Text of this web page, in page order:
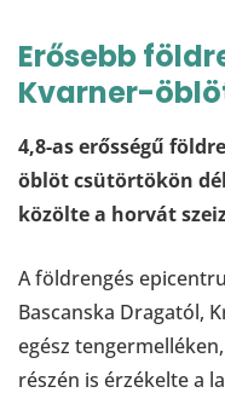
Erősebb
Kvarner-
4,8-as erősségű
öblöt csütörtökön
közölte a horvát
A földrengés
Bascanska Dragatól,
egész
részén is érzékelte a